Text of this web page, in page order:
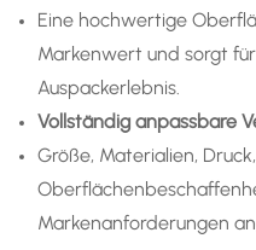
Eine hochwertige
Markenwert und sorgt
Auspackerlebnis.
Vollständig anpassbare
Größe, Materialien,
Markenanforderungen